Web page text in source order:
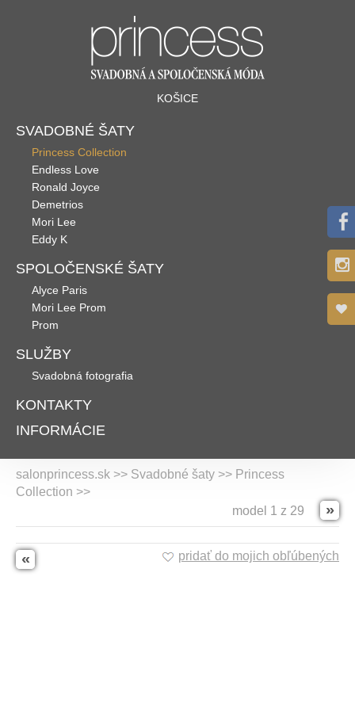
KOŠICE
SVADOBNÉ ŠATY
Princess Collection
Endless Love
Ronald Joyce
Demetrios
Mori Lee
Eddy K
SPOLOČENSKÉ ŠATY
Alyce Paris
Mori Lee Prom
Prom
SLUŽBY
Svadobná fotografia
KONTAKTY
INFORMÁCIE
salonprincess.sk >> Svadobné šaty >> Princess
Collection >>
»
model 1 z 29
« pridať do mojich obľúbených